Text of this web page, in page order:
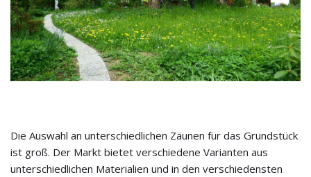
Die Auswahl an unterschiedlichen Zäunen für das Grundstück
ist groß. Der Markt bietet verschiedene Varianten aus
unterschiedlichen Materialien und in den verschiedensten